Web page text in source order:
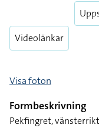
Videolänkar
Visa foton
Formbeskrivning
Pekfingret,